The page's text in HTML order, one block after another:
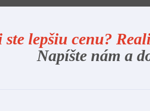
ste lepšiu cenu?
Napíšte nám a